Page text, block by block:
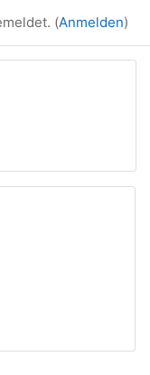
(Anmelden)